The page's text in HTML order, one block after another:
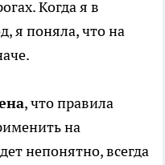
Когда я в
я поняла, что на
, что правила
на
непонятно, всегда